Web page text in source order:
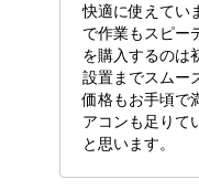
快適に使えてい
で作業もスピー
を購入するのは
設置までスムー
価格もお手頃で
アコンも足りて
と思います。